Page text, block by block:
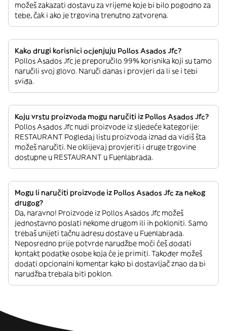
možeš zakazati dostavu za vrijeme koje bi bilo pogodno za
tebe, čak i ako je trgovina trenutno zatvorena.
Kako drugi korisnici ocjenjuju Pollos Asados Jfc?
Pollos Asados Jfc je preporučilo 99% korisnika koji su tamo
naručili svoj glovo. Naruči danas i provjeri da li se i tebi
sviđa.
Koju vrstu proizvoda mogu naručiti iz Pollos Asados Jfc?
Pollos Asados Jfc nudi proizvode iz sljedeće kategorije:
RESTAURANT Pogledaj listu proizvoda iznad da vidiš šta
možeš naručiti. Ne oklijevaj provjeriti i druge trgovine
dostupne u RESTAURANT u Fuenlabrada.
Mogu li naručiti proizvode iz Pollos Asados Jfc za nekog
drugog?
Da, naravno! Proizvode iz Pollos Asados Jfc možeš
jednostavno poslati nekome drugom ili ih pokloniti. Samo
trebaš unijeti tačnu adresu dostave u Fuenlabrada.
Neposredno prije potvrde narudžbe moći ćeš dodati
kontakt podatke osobe koja će je primiti. Također možeš
dodati opcionalni komentar kako bi dostavljač znao da bi
narudžba trebala biti poklon.